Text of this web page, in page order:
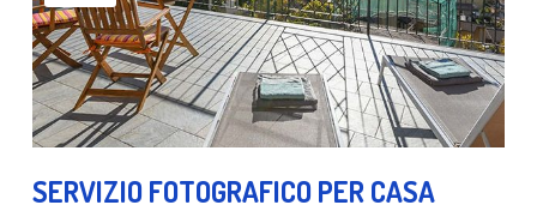
SERVIZIO FOTOGRAFICO PER CASA